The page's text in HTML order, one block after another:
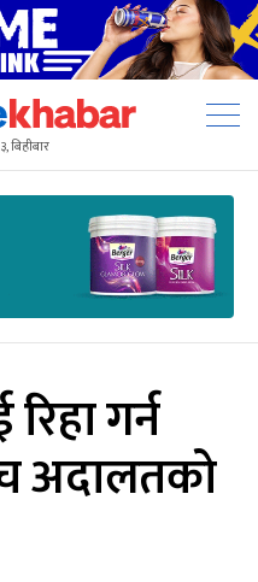
बिहीबार
गर्न
अदालतको